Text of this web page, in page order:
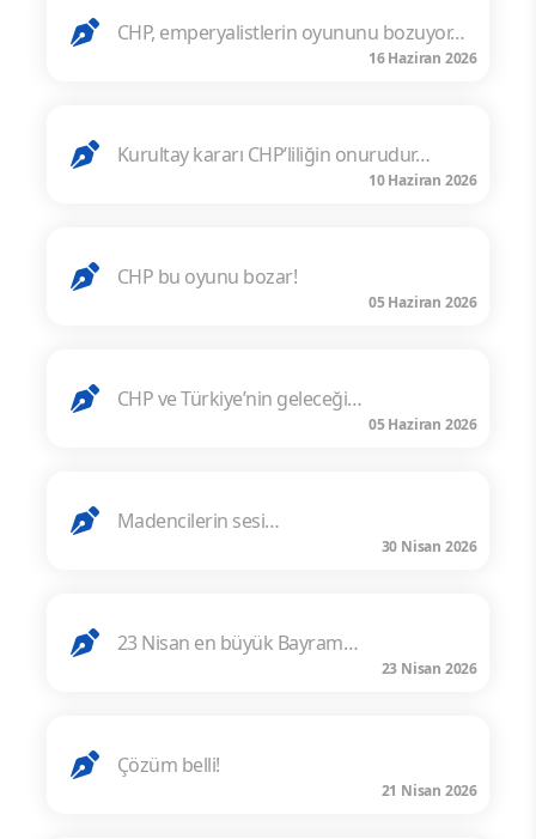
CHP, emperyalistlerin oyununu bozuyor…
16 Haziran 2026
Kurultay kararı CHP’liliğin onurudur…
10 Haziran 2026
CHP bu oyunu bozar!
05 Haziran 2026
CHP ve Türkiye’nin geleceği…
05 Haziran 2026
Madencilerin sesi…
30 Nisan 2026
23 Nisan en büyük Bayram…
23 Nisan 2026
Çözüm belli!
21 Nisan 2026